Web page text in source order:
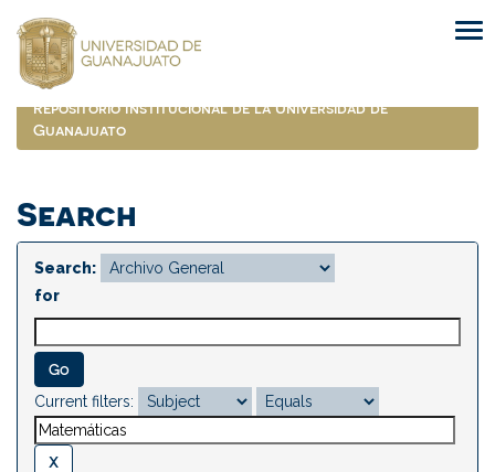
navigation
Repositorio Institucional de la Universidad de
Guanajuato
Search
Search:
for
Current filters: